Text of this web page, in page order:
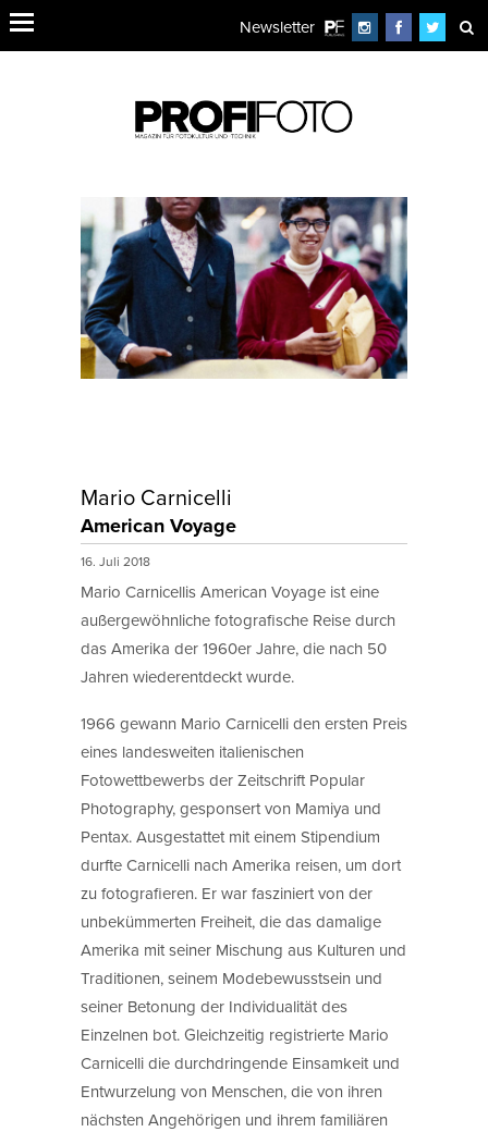
Newsletter
Mario Carnicelli
American Voyage
16. Juli 2018
Mario Carnicellis American Voyage ist eine
außergewöhnliche fotografische Reise durch
das Amerika der 1960er Jahre, die nach 50
Jahren wiederentdeckt wurde.
1966 gewann Mario Carnicelli den ersten Preis
eines landesweiten italienischen
Fotowettbewerbs der Zeitschrift Popular
Photography, gesponsert von Mamiya und
Pentax. Ausgestattet mit einem Stipendium
durfte Carnicelli nach Amerika reisen, um dort
zu fotografieren. Er war fasziniert von der
unbekümmerten Freiheit, die das damalige
Amerika mit seiner Mischung aus Kulturen und
Traditionen, seinem Modebewusstsein und
seiner Betonung der Individualität des
Einzelnen bot. Gleichzeitig registrierte Mario
Carnicelli die durchdringende Einsamkeit und
Entwurzelung von Menschen, die von ihren
nächsten Angehörigen und ihrem familiären